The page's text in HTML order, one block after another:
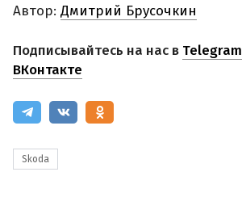
Автор: Дмитрий Брусочкин
Подписывайтесь на нас в Telegram
ВКонтакте
Skoda